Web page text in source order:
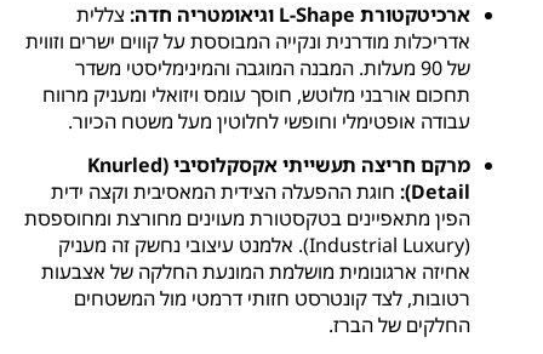
ארכיטקטורת L-Shape וגיאומטריה חדה:
צללית
אדריכלות מודרנית ונקייה המבוססת על קווים ישרים וזווית
של 90 מעלות. המבנה המוגבה והמינימליסטי משדר
תחכום אורבני מלוטש, חוסך עומס ויזואלי ומעניק מרווח
עבודה אופטימלי וחופשי לחלוטין מעל משטח הכיור.
מרקם חריצה תעשייתי אקסקלוסיבי (Knurled
Detail):
חוגת ההפעלה הצידית המאסיבית וקצה ידית
הפין מתאפיינים בטקסטורת מעוינים מחורצת ומחוספסת
(Industrial Luxury). אלמנט עיצובי נחשק זה מעניק
אחיזה ארגונומית מושלמת המונעת החלקה של אצבעות
רטובות, לצד קונטרסט חזותי דרמטי מול המשטחים
החלקים של הברז.